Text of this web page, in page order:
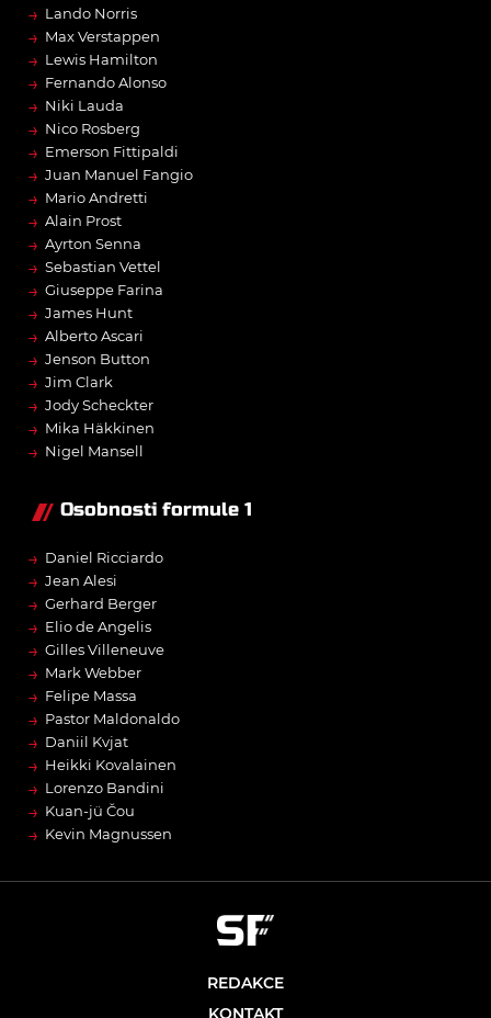
→ Lando Norris
→ Max Verstappen
→ Lewis Hamilton
→ Fernando Alonso
→ Niki Lauda
→ Nico Rosberg
→ Emerson Fittipaldi
→ Juan Manuel Fangio
→ Mario Andretti
→ Alain Prost
→ Ayrton Senna
→ Sebastian Vettel
→ Giuseppe Farina
→ James Hunt
→ Alberto Ascari
→ Jenson Button
→ Jim Clark
→ Jody Scheckter
→ Mika Häkkinen
→ Nigel Mansell
Osobnosti formule 1
→ Daniel Ricciardo
→ Jean Alesi
→ Gerhard Berger
→ Elio de Angelis
→ Gilles Villeneuve
→ Mark Webber
→ Felipe Massa
→ Pastor Maldonaldo
→ Daniil Kvjat
→ Heikki Kovalainen
→ Lorenzo Bandini
→ Kuan-jü Čou
→ Kevin Magnussen
REDAKCE
KONTAKT